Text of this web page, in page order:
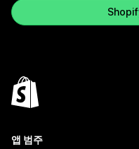
앱 범주